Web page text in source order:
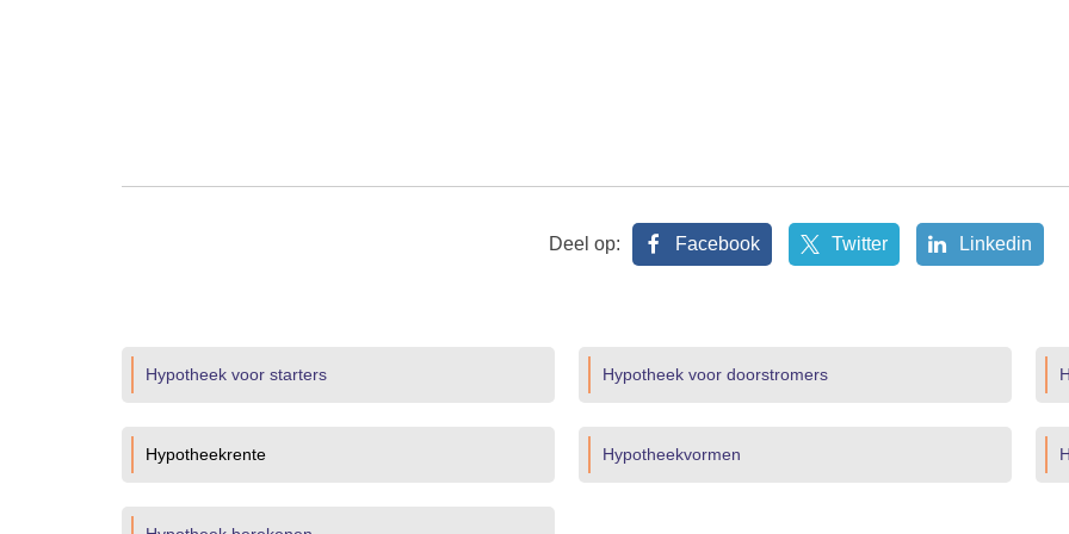
Deel op: Facebook Twitter Linkedin
Hypotheek voor starters Hypotheek voor doorstromers
Hypotheekrente Hypotheekvormen